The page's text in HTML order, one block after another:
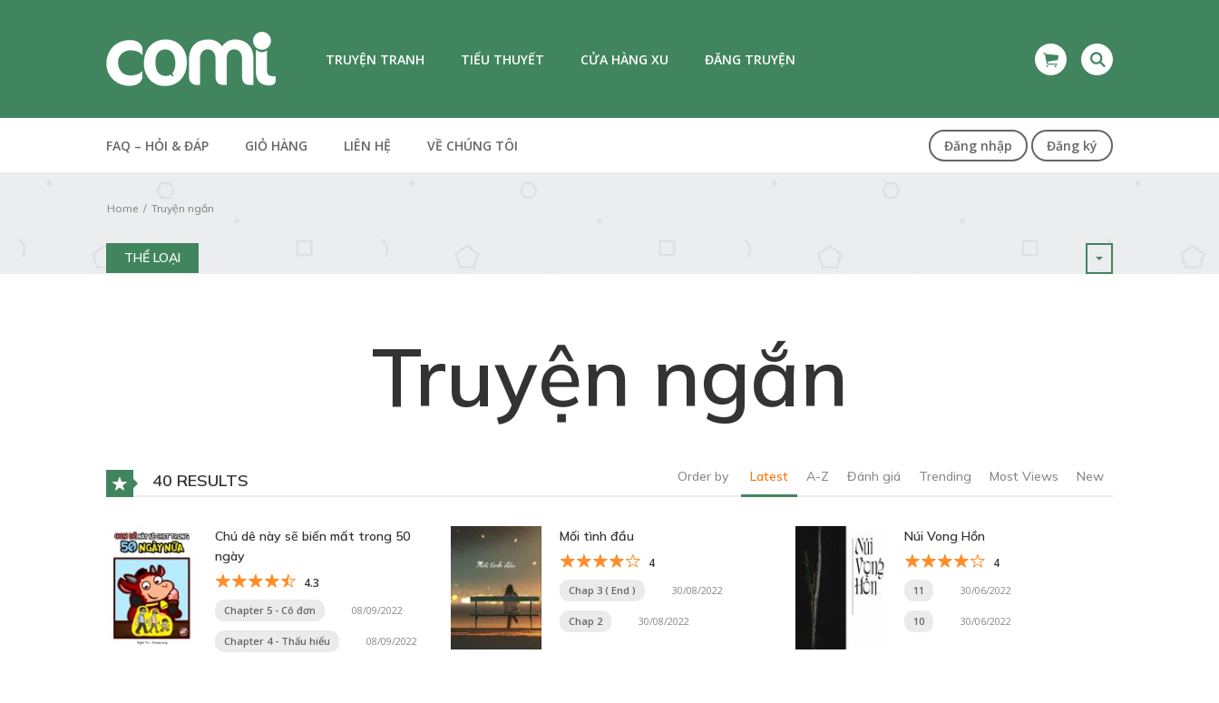
TRUYỆN TRANH TIỂU THUYẾT CỬA HÀNG XU ĐĂNG TRUYỆN
FAQ – HỎI & ĐÁP GIỎ HÀNG LIÊN HỆ VỀ CHÚNG TÔI Đăng nhập Đăng ký
Home Truyện ngắn
THỂ LOẠI
Truyện ngắn
40 RESULTS Order by Latest A-Z Đánh giá Trending Most Views New
Chú dê này sẽ biến mất trong 50
ngày
4.3
Chapter 5 - Cô đơn 08/09/2022
Chapter 4 - Thấu hiểu 08/09/2022
Mối tình đầu
4
Chap 3 ( End ) 30/08/2022
Chap 2 30/08/2022
Núi Vong Hồn
4
11 30/06/2022
10 30/06/2022